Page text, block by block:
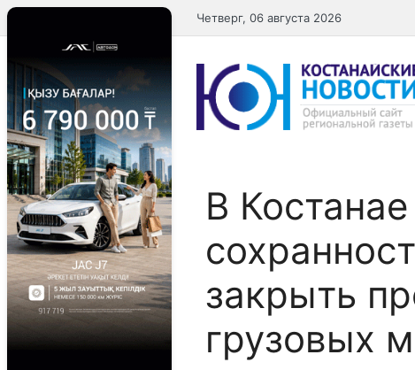
Перейти
к
содержимому
Четверг, 06 августа 2026
В
закрыть
грузовых